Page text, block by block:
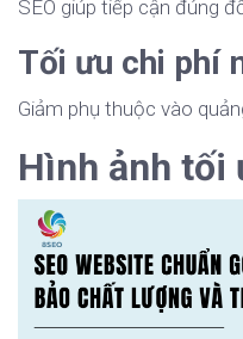
SEO giúp tiếp cận đúng
Tối ưu chi phí
Giảm phụ thuộc vào
Hình ảnh tối